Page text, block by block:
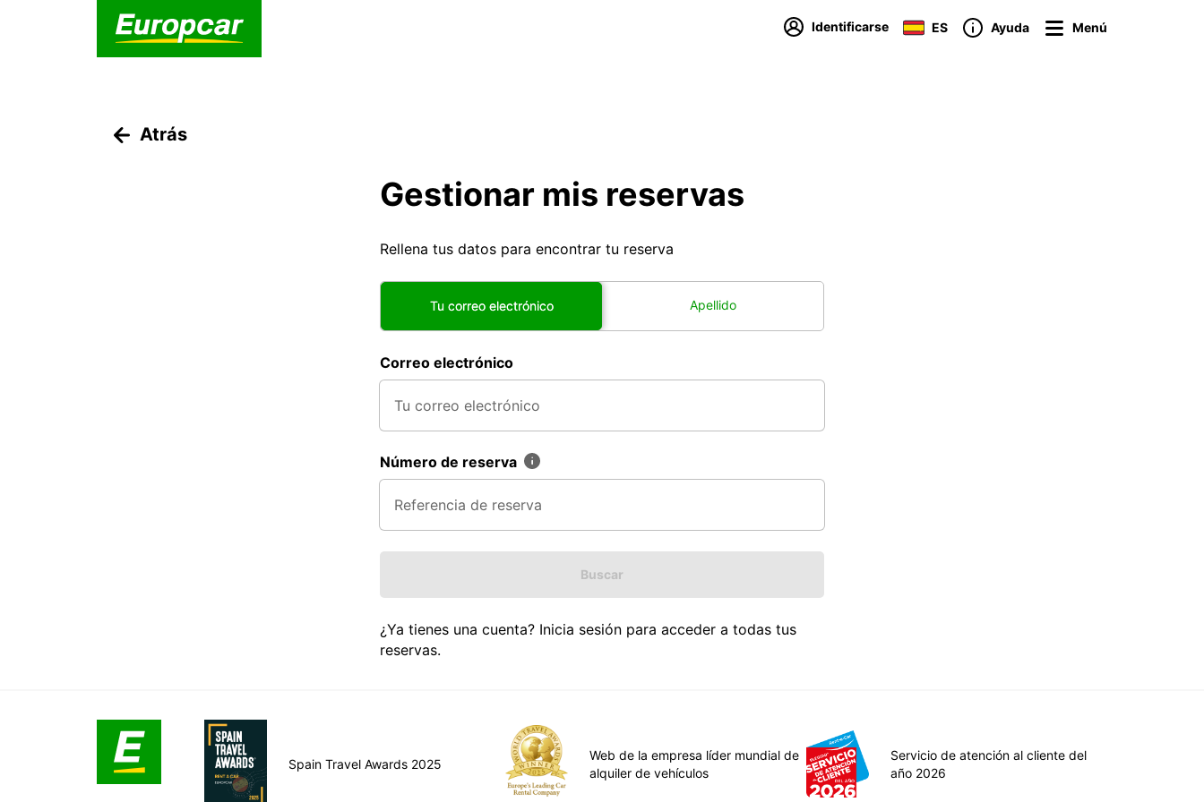
Identificarse ES Ayuda Menú
Atrás
Gestionar mis reservas
Rellena tus datos para encontrar tu reserva
Tu correo electrónico Apellido
Correo electrónico
Número de reserva
Buscar
¿Ya tienes una cuenta? Inicia sesión para acceder a todas tus
reservas.
Spain Travel Awards 2025
Web de la empresa líder mundial de
alquiler de vehículos
Servicio de atención al cliente del
año 2026